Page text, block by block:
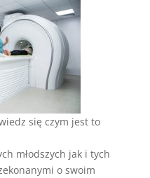
‌się‌ ‌czym‌ ‌jest‌ ‌to‌
młodszych jak i tych
o swoim